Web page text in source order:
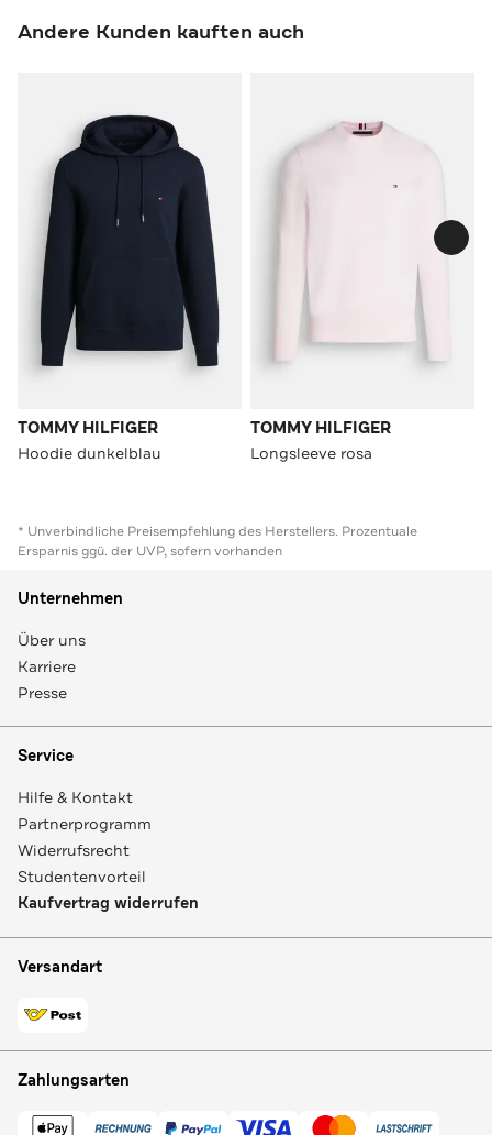
Andere Kunden kauften auch
TOMMY HILFIGER
Hoodie dunkelblau
TOMMY HILFIGER
Longsleeve rosa
* Unverbindliche Preisempfehlung des Herstellers. Prozentuale
Ersparnis ggü. der UVP, sofern vorhanden
Unternehmen
Über uns
Karriere
Presse
Service
Hilfe & Kontakt
Partnerprogramm
Widerrufsrecht
Studentenvorteil
Kaufvertrag widerrufen
Versandart
Zahlungsarten